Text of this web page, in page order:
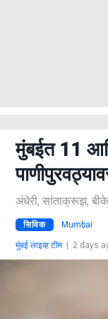
मुंबईत 11
अंधेरी, सांताक्रूझ,
सिविक Mumbai
मुंबई लाइव्ह टीम| 2 days